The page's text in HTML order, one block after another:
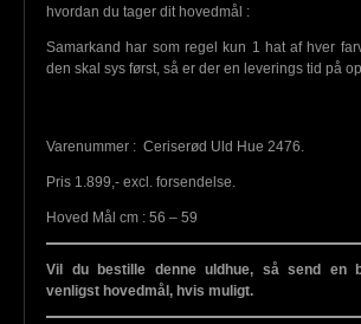
hvordan du tager dit hovedmål :
Samarkand har som regel kun 1 hat af hver
den skal sys først, så er der en leverings tid på
Varenummer : Ceriserød Uld Hue 2476.
Pris 1.899,- excl. forsendelse.
Hoved Mål cm : 56 – 59
Vil du bestille denne uldhue, så send en
venligst hovedmål, hvis muligt.